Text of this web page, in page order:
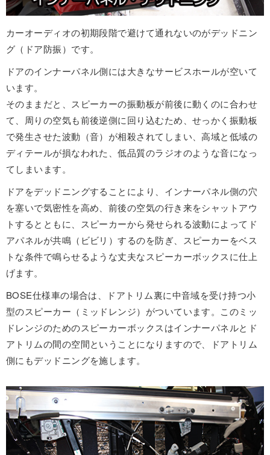
カーオーディオの初期段階で避けて通れないのがデッドニン
グ（ドア防振）です。
ドアのインナーパネル側には大きなサービスホールが空いて
います。
そのままだと、スピーカーの振動板が前後に動くのに合わせ
て、周りの空気も前後逆側に回り込むため、せっかく振動板
で発生させた波動（音）が相殺されてしまい、高域と低域の
ディテールが損なわれた、低品質のラジオのような音になっ
てしまいます。
ドアをデッドニングすることにより、インナーパネル側の穴
を塞いで気密性を高め、前後の空気の行き来をシャットアウ
トするとともに、スピーカーから発せられる波動によってド
アパネルが共鳴（ビビリ）するのを防ぎ、スピーカーをベス
トな条件で鳴らせるような丈夫なスピーカーボックスに仕上
げます。
BOSE仕様車の場合は、ドアトリム裏に中音域を受け持つ小
型のスピーカー（ミッドレンジ）がついています。このミッ
ドレンジのためのスピーカーボックスはインナーパネルとド
アトリムの間の空間ということになりますので、ドアトリム
側にもデッドニングを施します。